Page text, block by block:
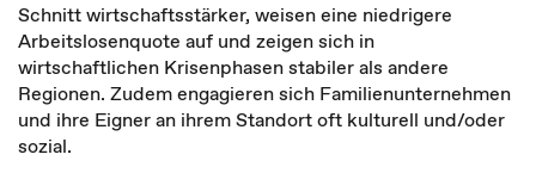
Schnitt wirtschaftsstärker, weisen eine niedrigere
Arbeitslosenquote auf und zeigen sich in
wirtschaftlichen Krisenphasen stabiler als andere
Regionen. Zudem engagieren sich Familienunternehmen
und ihre Eigner an ihrem Standort oft kulturell und/oder
sozial.